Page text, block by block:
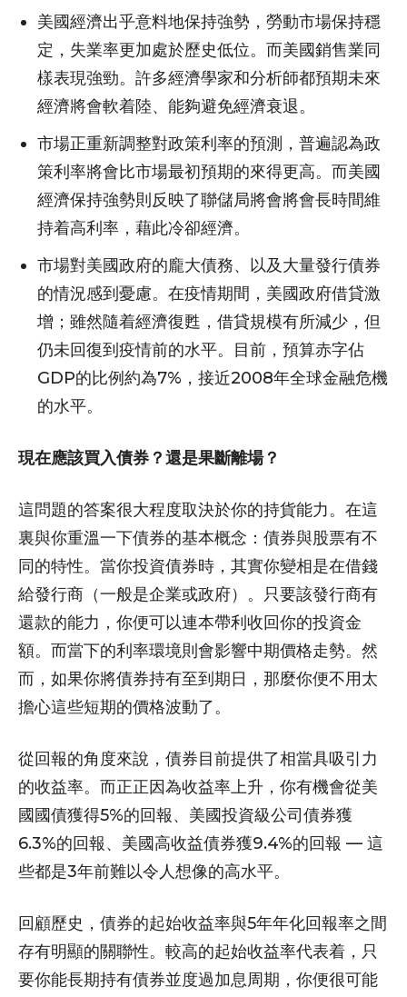
美國經濟出乎意料地保持強勢，勞動市場保持穩
定，失業率更加處於歷史低位。而美國銷售業同
樣表現強勁。許多經濟學家和分析師都預期未來
經濟將會軟着陸、能夠避免經濟衰退。
市場正重新調整對政策利率的預測，普遍認為政
策利率將會比市場最初預期的來得更高。而美國
經濟保持強勢則反映了聯儲局將會將會長時間維
持着高利率，藉此冷卻經濟。
市場對美國政府的龐大債務、以及大量發行債券
的情況感到憂慮。在疫情期間，美國政府借貸激
增；雖然隨着經濟復甦，借貸規模有所減少，但
仍未回復到疫情前的水平。目前，預算赤字佔
GDP的比例約為7%，接近2008年全球金融危機
的水平。
現在應該買入債券？還是果斷離場？
這問題的答案很大程度取決於你的持貨能力。在這
裏與你重溫一下債券的基本概念：債券與股票有不
同的特性。當你投資債券時，其實你變相是在借錢
給發行商（一般是企業或政府）。只要該發行商有
還款的能力，你便可以連本帶利收回你的投資金
額。而當下的利率環境則會影響中期價格走勢。然
而，如果你將債券持有至到期日，那麼你便不用太
擔心這些短期的價格波動了。
從回報的角度來說，債券目前提供了相當具吸引力
的收益率。而正正因為收益率上升，你有機會從美
國國債獲得5%的回報、美國投資級公司債券獲
6.3%的回報、美國高收益債券獲9.4%的回報 — 這
些都是3年前難以令人想像的高水平。
回顧歷史，債券的起始收益率與5年年化回報率之間
存有明顯的關聯性。較高的起始收益率代表着，只
要你能長期持有債券並度過加息周期，你便很可能